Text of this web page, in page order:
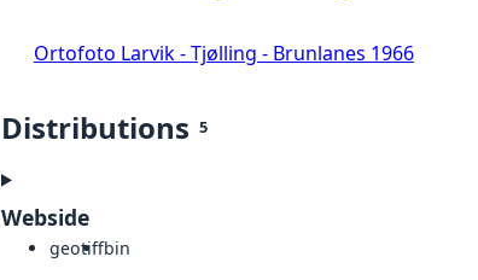
Ortofoto Larvik - Tjølling - Brunlanes 1966
Distributions 5
Webside
geotiffbin